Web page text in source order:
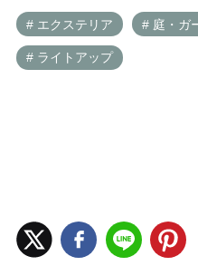
# エクステリア # 庭・ガ
# ライトアップ